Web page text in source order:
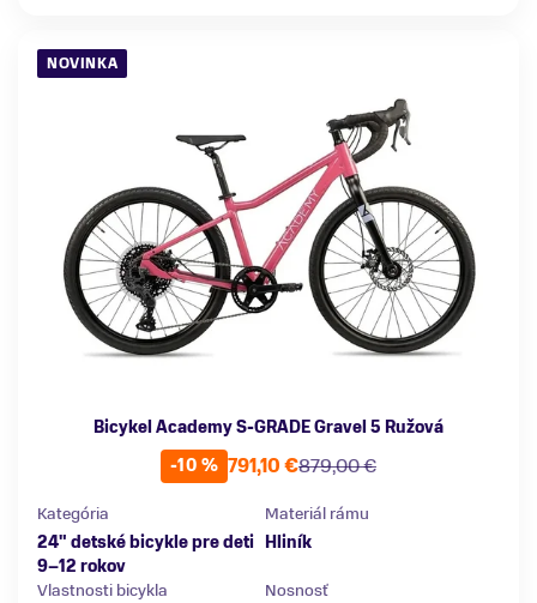
NOVINKA
Bicykel Academy S-GRADE Gravel 5 Ružová
-10 %
879,00 €
791,10 €
Kategória
24" detské bicykle pre deti
9–12 rokov
Materiál rámu
Hliník
Vlastnosti bicykla
Nosnosť